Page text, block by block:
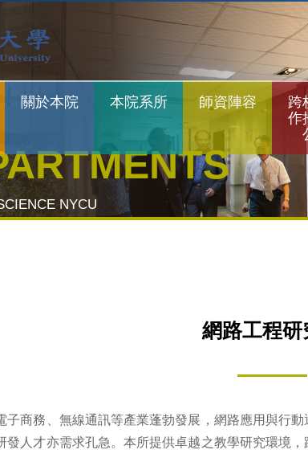
關於本院 本院系所 師資陣容
跨
作
NYCU
網路工程研
子商務、無線通訊等產業蓬勃發展，網路應用與行
發人才亦需求孔急。本所提供卓越之教學研究環境